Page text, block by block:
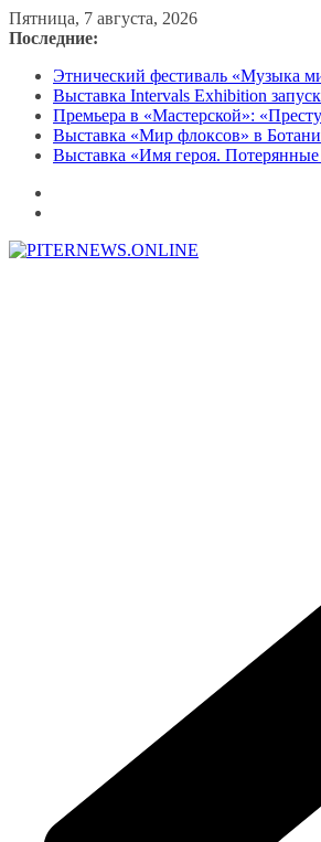
Перейти
к
Пятница, 7 августа, 2026
Последние:
Этнический фестиваль «Музыка
Выставка Intervals Exhibition
Премьера в «Мастерской»:
Выставка «Мир флоксов» в
Выставка «Имя героя. Потерянные